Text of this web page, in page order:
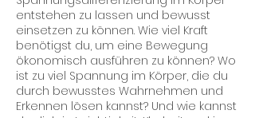
entstehen zu lassen und bewusst
einsetzen zu können. Wie viel Kraft
benötigst du, um eine Bewegung
ökonomisch ausführen zu können? Wo
ist zu viel Spannung im Körper, die du
durch bewusstes Wahrnehmen und
Erkennen lösen kannst? Und wie kannst